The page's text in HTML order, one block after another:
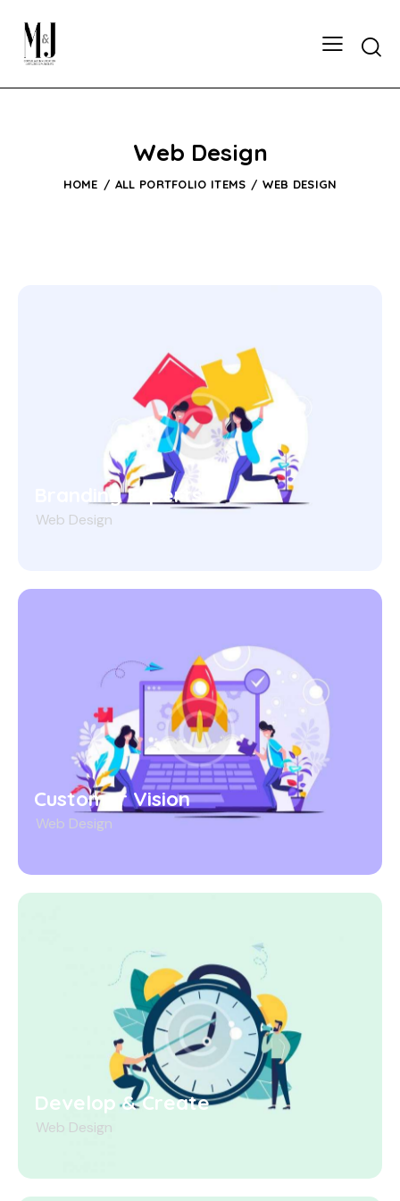
Web Design
HOME ALL PORTFOLIO ITEMS WEB DESIGN
Branding Experts
Web Design
Customer Vision
Web Design
Develop & Create
Web Design